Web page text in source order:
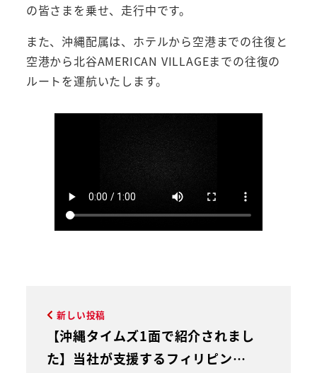
の皆さまを乗せ、走行中です。
また、沖縄配属は、ホテルから空港までの往復と
空港から北谷AMERICAN VILLAGEまでの往復の
ルートを運航いたします。
新しい投稿
【沖縄タイムズ1面で紹介されまし
た】当社が支援するフィリピン…